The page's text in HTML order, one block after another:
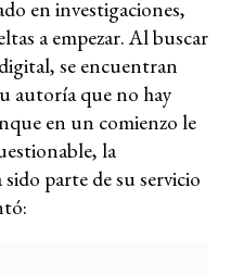
en investigaciones,
a empezar. Al buscar
se encuentran
autoría que no hay
en un comienzo le
la
parte de su servicio